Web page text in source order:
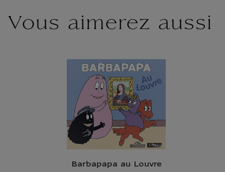
Vous aimerez aussi
Barbapapa au Louvre